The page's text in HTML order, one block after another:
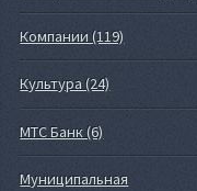
Компании (119)
Культура (24)
МТС Банк (6)
Муниципальная